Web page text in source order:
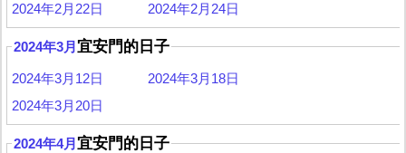
2024年2月22日
2024年2月24日
2024年3月 宜安門的日子
2024年3月12日
2024年3月18日
2024年3月20日
2024年4月 宜安門的日子